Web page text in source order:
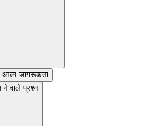
आत्म-जागरूकता
वाले प्रश्न